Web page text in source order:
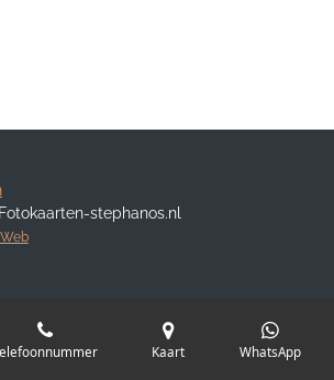
stephanos.nl
Kaart WhatsApp